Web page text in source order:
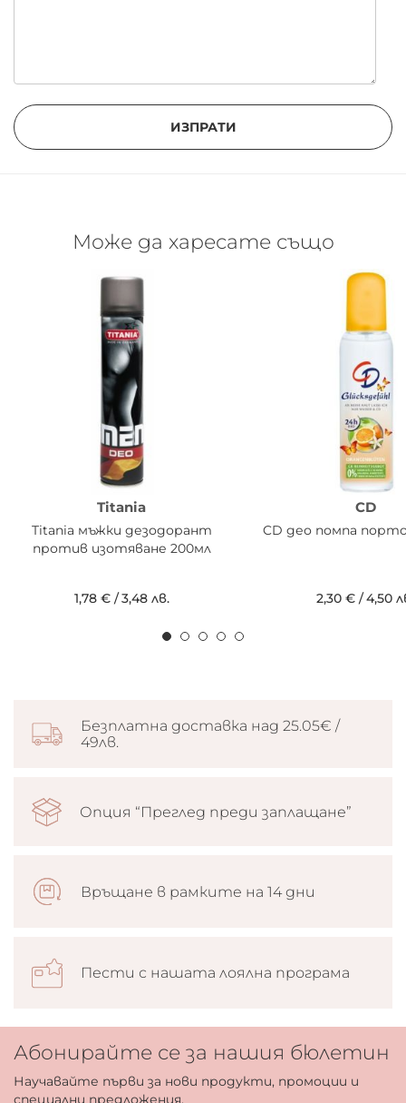
ИЗПРАТИ
Може да харесате също
Titania
Titania мъжки дезодорант
против изотяване 200мл
1,78 €/3,48 лв.
CD
CD део помпа
2,30 € /4,50
Безплатна доставка над 25.05€ /
49лв.
Опция “Преглед преди заплащане”
Връщане в рамките на 14 дни
Пести с нашата лоялна програма
Абонирайте се за нашия бюлетин
Научавайте първи за нови продукти, промоции и
специални предложения.